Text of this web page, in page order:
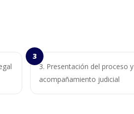
Presentación del proceso y
acompañamiento judicial